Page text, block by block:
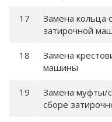
Замена кольца
затирочной
Замена
машины
Замена муфты/
сборе